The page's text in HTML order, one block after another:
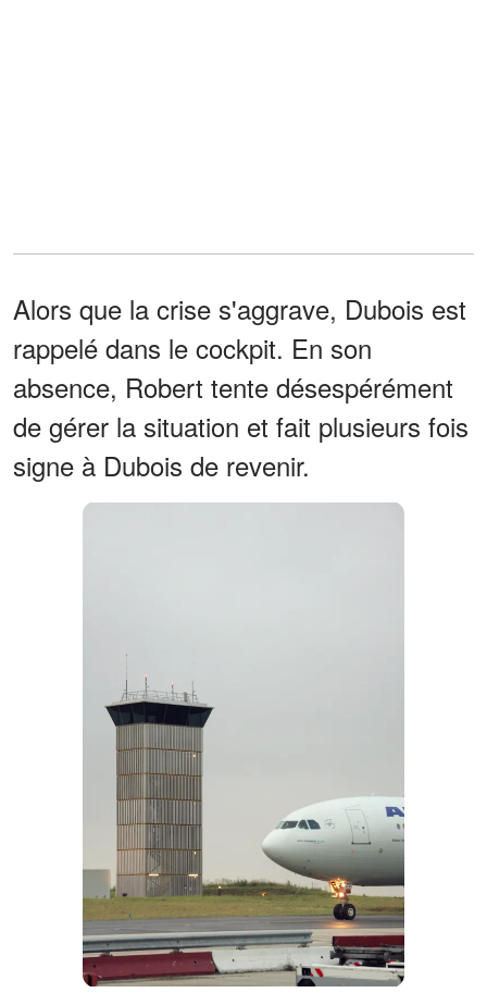
Alors que la crise s'aggrave, Dubois est
rappelé dans le cockpit. En son
absence, Robert tente désespérément
de gérer la situation et fait plusieurs fois
signe à Dubois de revenir.